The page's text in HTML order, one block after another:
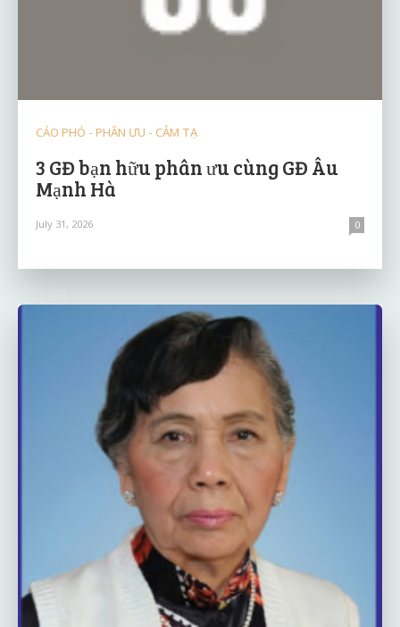
CÁO PHÓ - PHÂN ƯU - CẢM TẠ
3 GĐ bạn hữu phân ưu cùng GĐ Âu
Mạnh Hà
July 31, 2026 0